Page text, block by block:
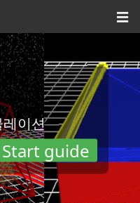
☰
레이션
guide